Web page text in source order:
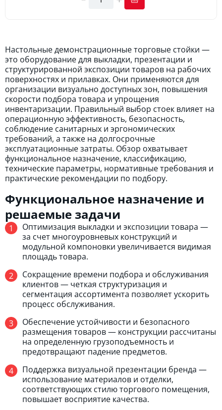
Настольные демонстрационные торговые стойки —
это оборудование для выкладки, презентации и
структурированной экспозиции товаров на рабочих
поверхностях и прилавках. Они применяются для
организации визуально доступных зон, повышения
скорости подбора товара и упрощения
инвентаризации. Правильный выбор стоек влияет на
операционную эффективность, безопасность,
соблюдение санитарных и эргономических
требований, а также на долгосрочные
эксплуатационные затраты. Обзор охватывает
функциональное назначение, классификацию,
технические параметры, нормативные требования и
практические рекомендации по подбору.
Функциональное назначение и
решаемые задачи
Оптимизация выкладки и экспозиции товара —
за счет многоуровневых конструкций и
модульной компоновки увеличивается видимая
площадь товара.
Сокращение времени подбора и обслуживания
клиентов — четкая структуризация и
сегментация ассортимента позволяет ускорить
процесс обслуживания.
Обеспечение устойчивости и безопасного
размещения товаров — конструкции рассчитаны
на определенную грузоподъемность и
предотвращают падение предметов.
Поддержка визуальной презентации бренда —
использование материалов и отделки,
соответствующих стилю торгового помещения,
повышает восприятие качества.